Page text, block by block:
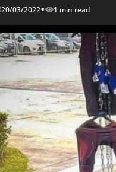
20/03/2022• 1 min read